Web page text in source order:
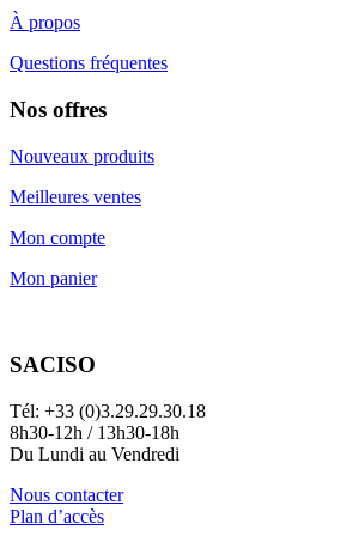
À propos
Questions fréquentes
Nos offres
Nouveaux produits
Meilleures ventes
Mon compte
Mon panier
SACISO
Tél: +33 (0)3.29.29.30.18
8h30-12h / 13h30-18h
Du Lundi au Vendredi
Nous contacter
Plan d’accès